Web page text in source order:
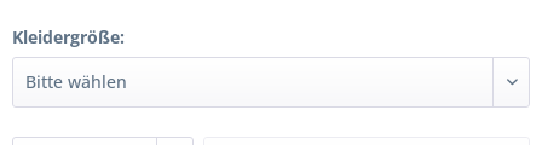
Kleidergröße: